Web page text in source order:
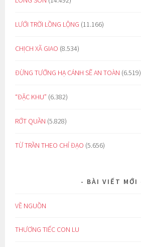
LƯỚI TRỜI LỒNG LỘNG (11.166)
CHỊCH XÃ GIAO (8.534)
ĐỪNG TƯỞNG HẠ CÁNH SẼ AN TOÀN (6.519)
“ĐẶC KHU” (6.382)
RỚT QUẦN (5.828)
TỪ TRẦN THEO CHỈ ĐẠO (5.656)
BÀI VIẾT MỚI
VỀ NGUỒN
THƯƠNG TIẾC CON LU